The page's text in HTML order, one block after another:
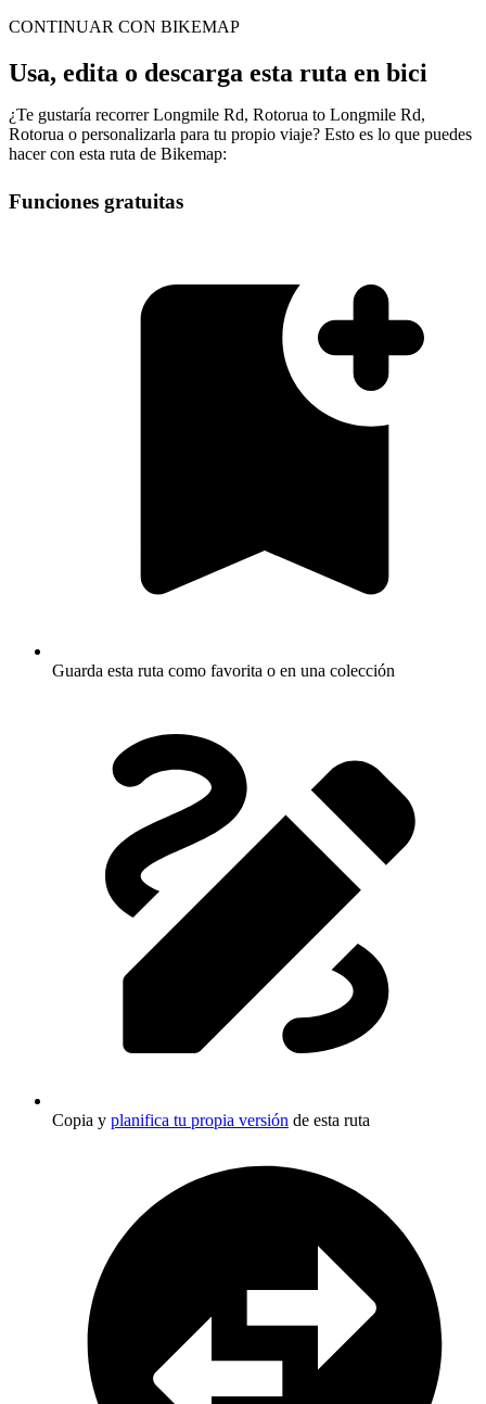
CONTINUAR CON BIKEMAP
Usa, edita o descarga esta ruta en bici
¿Te gustaría recorrer Longmile Rd, Rotorua to Longmile Rd,
Rotorua o personalizarla para tu propio viaje? Esto es lo que puedes
hacer con esta ruta de Bikemap:
Funciones gratuitas
Guarda esta ruta como favorita o en una colección
Copia y planifica tu propia versión de esta ruta